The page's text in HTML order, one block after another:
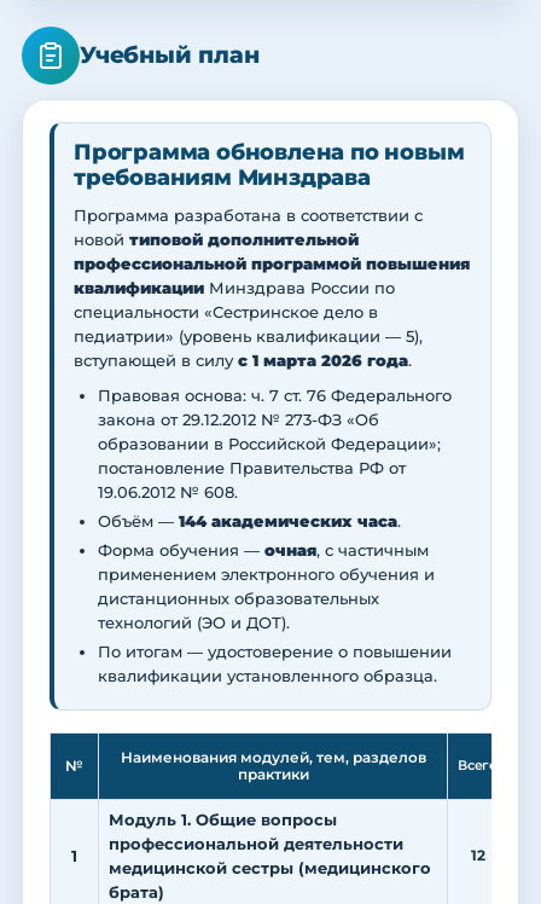
Учебный план
Программа обновлена по новым
требованиям Минздрава
Программа разработана в соответствии с
новой типовой дополнительной
профессиональной программой повышения
квалификации Минздрава России по
специальности «Сестринское дело в
педиатрии» (уровень квалификации — 5),
вступающей в силус 1 марта 2026 года.
Правовая основа: ч. 7 ст. 76 Федерального
закона от 29.12.2012 № 273-ФЗ «Об
образовании в Российской Федерации»;
постановление Правительства РФ от
19.06.2012 № 608.
Объём — 144 академических часа.
Форма обучения — очная, с частичным
применением электронного обучения и
дистанционных образовательных
технологий (ЭО и ДОТ).
По итогам — удостоверение о повышении
квалификации установленного образца.
№
Наименования модулей, тем, разделов
практики
Всего
1
Модуль 1. Общие вопросы
профессиональной деятельности
медицинской сестры (медицинского
брата)
12